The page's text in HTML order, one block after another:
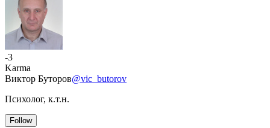
-3
Karma
Виктор Буторов@vic_butorov
Психолог, к.т.н.
Follow